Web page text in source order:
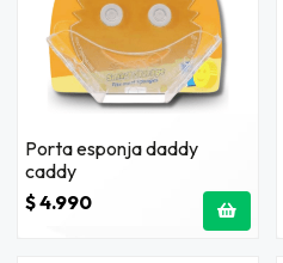
Porta esponja daddy
caddy
$ 4.990